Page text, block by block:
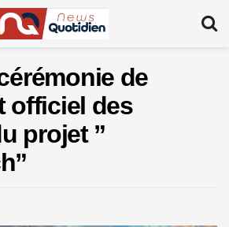
de
officiel des
projet ”